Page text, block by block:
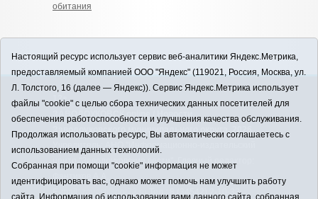
обитания
12+
ЗАВОДОУКОВСК online / Новости
Заводоуковского муниципального округа, 2026
Учредитель: АНО "Информационно-издательский
центр "Заводоуковские вести". Главный редактор:
E-mail:
zavest@obl72.ru Тел.: 8 (34542) 2-10-33
Настоящий ресурс использует сервис веб-аналитики Яндекс.Метрика,
предоставляемый компанией ООО "Яндекс" (119021, Россия, Москва, ул.
Л. Толстого, 16 (далее — Яндекс)). Сервис Яндекс.Метрика использует
файлы "cookie" с целью сбора технических данных посетителей для
обеспечения работоспособности и улучшения качества обслуживания.
Продолжая использовать ресурс, Вы автоматически соглашаетесь с
использованием данных технологий.
Собранная при помощи "cookie" информация не может
идентифицировать вас, однако может помочь нам улучшить работу
сайта. Информация об использовании вами данного сайта, собранная